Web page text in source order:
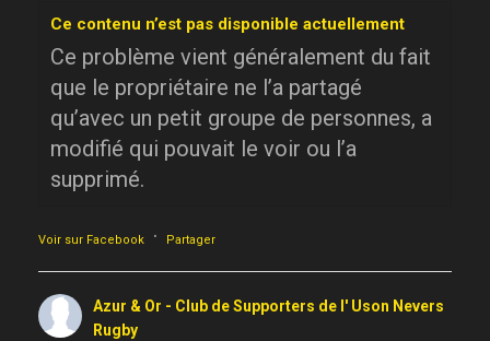
Ce contenu n’est pas disponible actuellement
Ce problème vient généralement du fait
que le propriétaire ne l’a partagé
qu’avec un petit groupe de personnes, a
modifié qui pouvait le voir ou l’a
supprimé.
Voir sur Facebook · Partager
Azur & Or - Club de Supporters de l' Uson Nevers
Rugby